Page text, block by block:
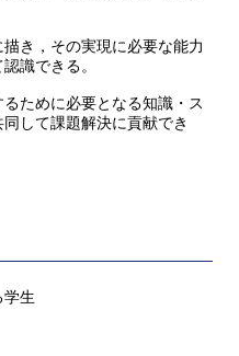
き，その実現に必要な能力
識できる。
ために必要となる知識・ス
して課題解決に貢献でき
学生